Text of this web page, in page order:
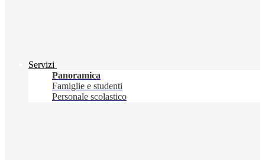
Servizi
Panoramica
Famiglie e studenti
Personale scolastico